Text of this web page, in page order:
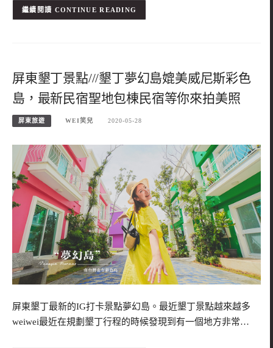
CONTINUE READING
屏東墾丁景點///墾丁夢幻島媲美威尼斯彩色
島，最新民宿聖地包棟民宿等你來拍美照
屏東旅遊 WEI笑兒 2020-05-28
屏東墾丁最新的IG打卡景點夢幻島。最近墾丁景點越來越多
weiwei最近在規劃墾丁行程的時候發現到有一個地方非常…